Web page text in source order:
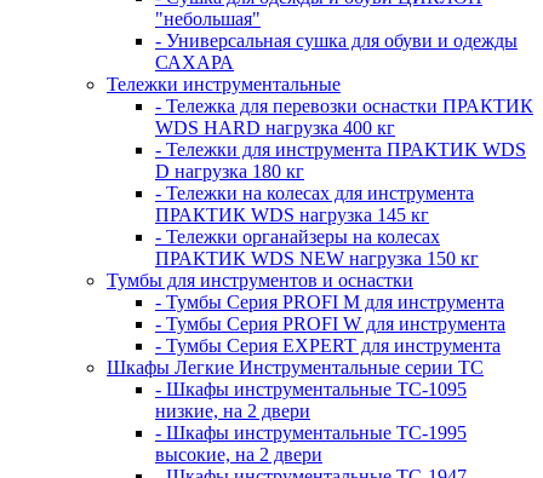
"небольшая"
- Универсальная сушка для обуви и одежды
САХАРА
Тележки инструментальные
- Тележка для перевозки оснастки ПРАКТИК
WDS HARD нагрузка 400 кг
- Тележки для инструмента ПРАКТИК WDS
D нагрузка 180 кг
- Тележки на колесах для инструмента
ПРАКТИК WDS нагрузка 145 кг
- Тележки органайзеры на колесах
ПРАКТИК WDS NEW нагрузка 150 кг
Тумбы для инструментов и оснастки
- Тумбы Серия PROFI M для инструмента
- Тумбы Серия PROFI W для инструмента
- Тумбы Серия EXPERT для инструмента
Шкафы Легкие Инструментальные серии ТС
- Шкафы инструментальные TC-1095
низкие, на 2 двери
- Шкафы инструментальные TC-1995
высокие, на 2 двери